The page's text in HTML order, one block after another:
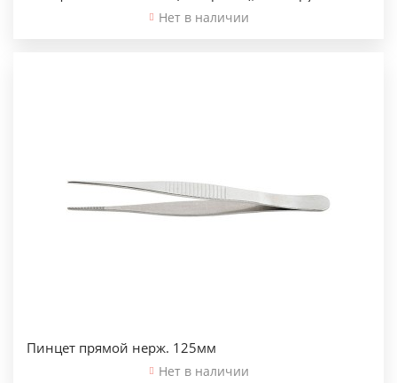
Нет в наличии
Пинцет прямой нерж. 125мм
Нет в наличии